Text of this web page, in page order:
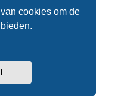
cookies om de